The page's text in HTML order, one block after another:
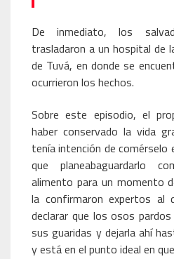
De inmediato, los
trasladaron a un hospital de
de Tuvá, en donde se
ocurrieron los hechos.
Sobre este episodio, el
haber conservado la vida
tenía intención de comérselo
que planeabaguardarlo
alimento para un momento
la confirmaron expertos al
declarar que los osos
sus guaridas y dejarla ahí
y está en el punto ideal en